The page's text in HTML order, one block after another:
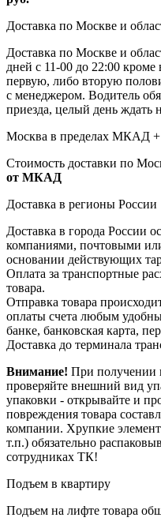
Доставка по Москве и
Доставка по Москве и
дней с 11-00 до 22:00
первую, либо вторую
с менеджером. Водитель
приезда, целый день ждать
Москва в пределах МКАД
Стоимость доставки по
от МКАД
Доставка в регионы России
Доставка в города России
компаниями, почтовыми
основании действующих
Оплата за транспортные
товара.
Отправка товара
оплаты счета любым
банке, банковская карта,
Доставка до терминала
Внимание! При получении
проверяйте внешний вид
упаковки - открывайте и
повреждения товара
компании. Хрупкие
т.п.) обязательно
сотрудниках ТК!
Подъем в квартиру
Подъем на лифте товара